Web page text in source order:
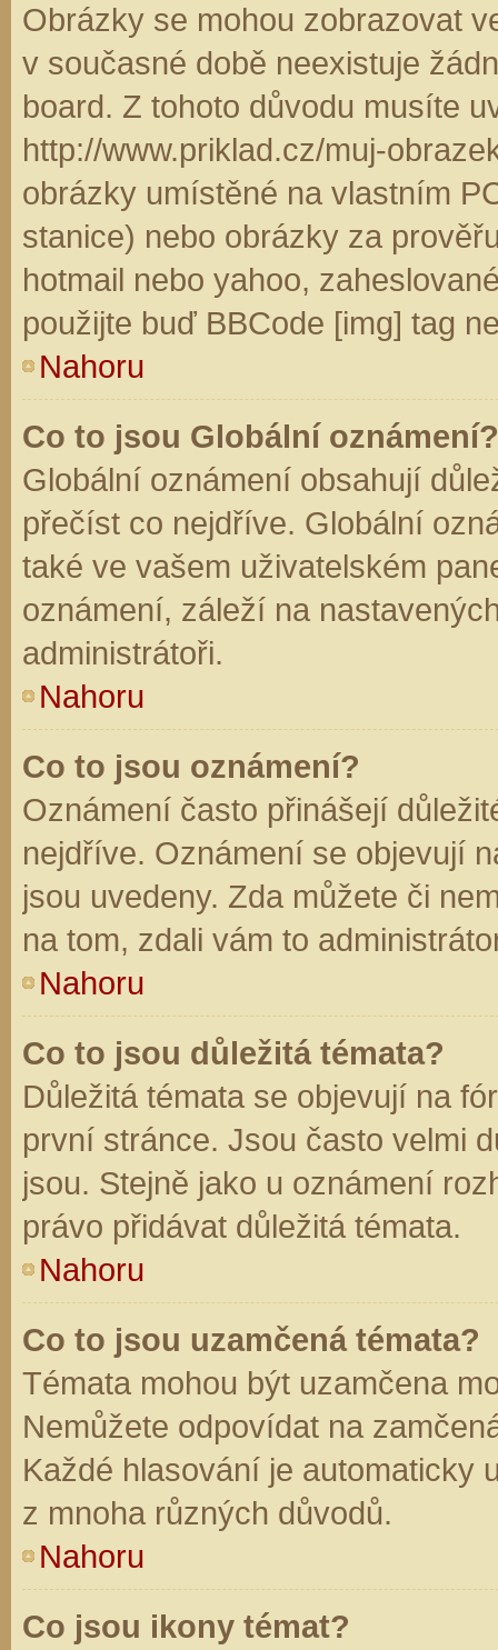
Obrázky se mohou zobrazovat
v současné době neexistuje
board. Z tohoto důvodu musíte
http://www.priklad.cz/muj-
obrázky umístěné na vlastním
stanice) nebo obrázky za
hotmail nebo yahoo,
použijte buď BBCode [img] tag
Nahoru
Co to jsou Globální oznámení?
Globální oznámení obsahují
přečíst co nejdříve. Globální
také ve vašem uživatelském
oznámení, záleží na
administrátoři.
Nahoru
Co to jsou oznámení?
Oznámení často přinášejí
nejdříve. Oznámení se objevují
jsou uvedeny. Zda můžete či
na tom, zdali vám to
Nahoru
Co to jsou důležitá témata?
Důležitá témata se objevují na
první stránce. Jsou často velmi
jsou. Stejně jako u oznámení
právo přidávat důležitá témata.
Nahoru
Co to jsou uzamčená témata?
Témata mohou být uzamčena
Nemůžete odpovídat na
Každé hlasování je automaticky
z mnoha různých důvodů.
Nahoru
Co jsou ikony témat?